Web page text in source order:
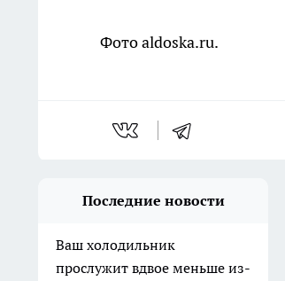
Фото aldoska.ru.
Последние новости
Ваш холодильник
прослужит вдвое меньше из-